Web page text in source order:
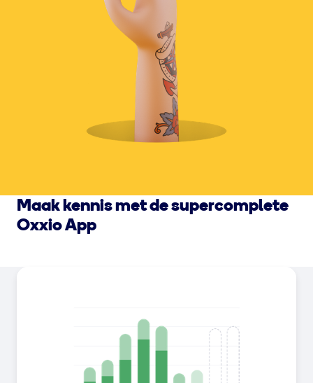
Maak kennis met de supercomplete
Oxxio App